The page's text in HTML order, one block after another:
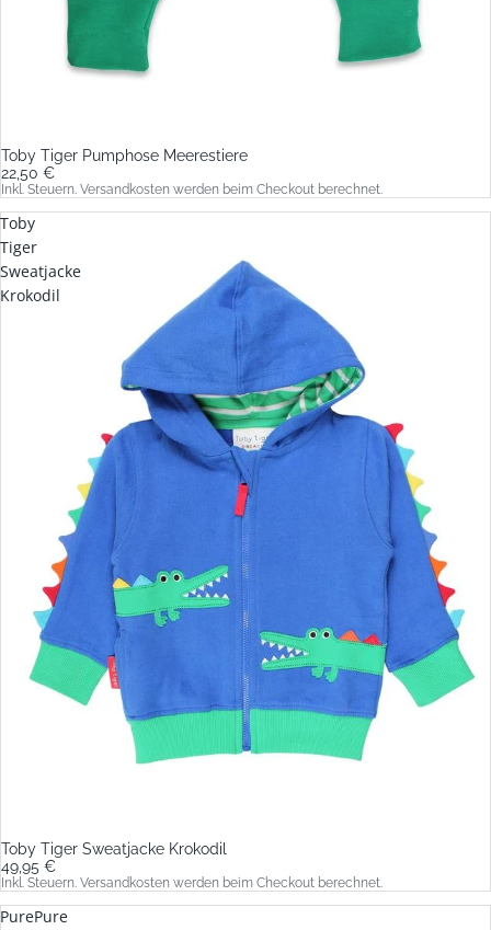
Toby Tiger Pumphose Meerestiere
22,50 €
Inkl. Steuern. Versandkosten werden beim Checkout berechnet.
Toby
Tiger
Sweatjacke
Krokodil
Toby Tiger Sweatjacke Krokodil
49,95 €
Inkl. Steuern. Versandkosten werden beim Checkout berechnet.
PurePure